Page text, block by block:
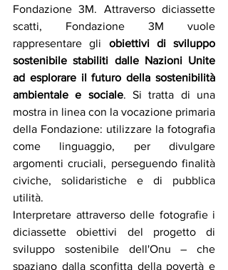
Fondazione 3M. Attraverso diciassette
scatti, Fondazione 3M vuole
rappresentare gli obiettivi di sviluppo
sostenibile stabiliti dalle Nazioni Unite
ad esplorare il futuro della sostenibilità
ambientale e sociale. Si tratta di una
mostra in linea con la vocazione primaria
della Fondazione: utilizzare la fotografia
come linguaggio, per divulgare
argomenti cruciali, perseguendo finalità
civiche, solidaristiche e di pubblica
utilità.
Interpretare attraverso delle fotografie i
diciassette obiettivi del progetto di
sviluppo sostenibile dell'Onu – che
spaziano dalla sconfitta della povertà e